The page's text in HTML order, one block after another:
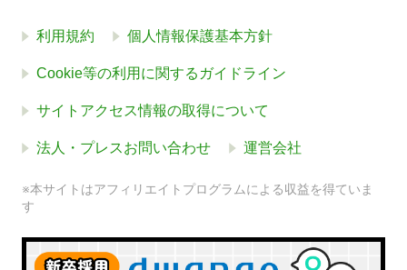
利用規約 個人情報保護基本方針
Cookie等の利用に関するガイドライン
サイトアクセス情報の取得について
法人・プレスお問い合わせ 運営会社
※本サイトはアフィリエイトプログラムによる収益を得ていま
す